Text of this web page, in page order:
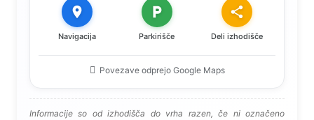
Navigacija Parkirišče Deli izhodišče
Povezave odprejo Google Maps
Informacije so od izhodišča do vrha razen, če ni označeno